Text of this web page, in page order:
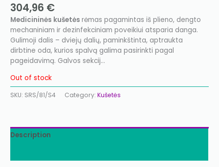
304,96 €
Medicininės kušetėsrėmas pagamintas iš plieno, dengto
mechaniniam ir dezinfekciniam poveikiui atsparia danga.
Gulimoji dalis – dviejų dalių, paminkštinta, aptraukta
dirbtine oda, kurios spalvą galima pasirinkti pagal
pageidavimą. Galvos sekcij…
Out of stock
SKU: SRS/81/S4 Category:Kušetės
Description